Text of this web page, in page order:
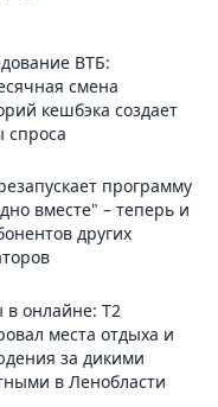
ВТБ:
смена
кешбэка создает
спроса
программу
вместе" – теперь и
других
в онлайне: Т2
места отдыха и
за дикими
в Ленобласти